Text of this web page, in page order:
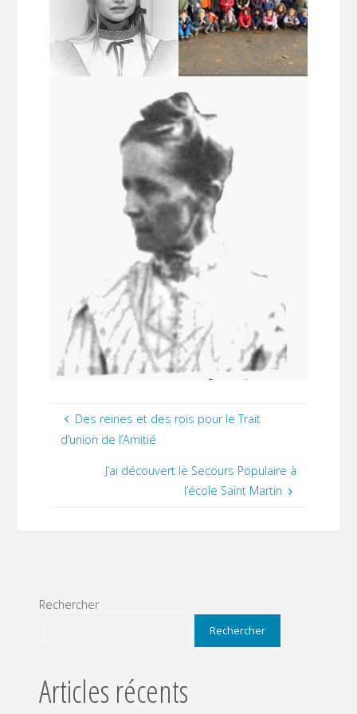
Des reines et des rois pour le Trait
d’union de l’Amitié
J’ai découvert le Secours Populaire à
l’école Saint Martin
Rechercher
Rechercher
Articles récents